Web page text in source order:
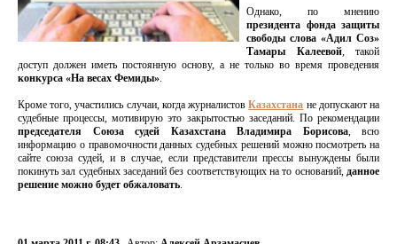
Однако, по мнению
президента фонда защиты
свободы слова «Адил Соз»
Тамары Калеевой, такой
доступ должен иметь постоянную основу, а не только во время проведения
конкурса «На весах Фемиды».
Кроме того, участились случаи, когда журналистовКазахстана не допускают на
судебные процессы, мотивирую это закрытостью заседаний. По рекомендации
председателя Союза судей Казахстана Владимира Борисова, всю
информацию о правомочности данных судебных решений можно посмотреть на
сайте союза судей, и в случае, если представители прессы вынуждены были
покинуть зал судебных заседаний без соответствующих на то оснований, данное
решение можно будет обжаловать.